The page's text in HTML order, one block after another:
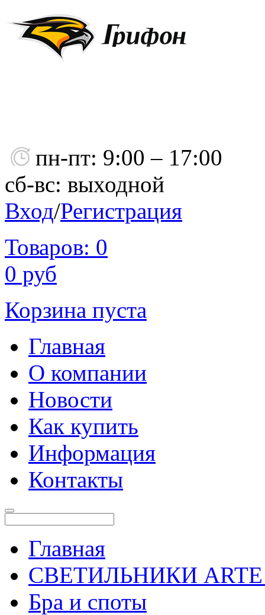
пн-пт: 9:00 – 17:00
сб-вс: выходной
Вход/Регистрация
Товаров: 0
0 руб
Корзина пуста
Главная
О компании
Новости
Как купить
Информация
Контакты
Главная
СВЕТИЛЬНИКИ ARTE
Бра и споты